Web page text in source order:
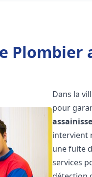
Plombier
Dans la
pour
intervient
une fuite
services